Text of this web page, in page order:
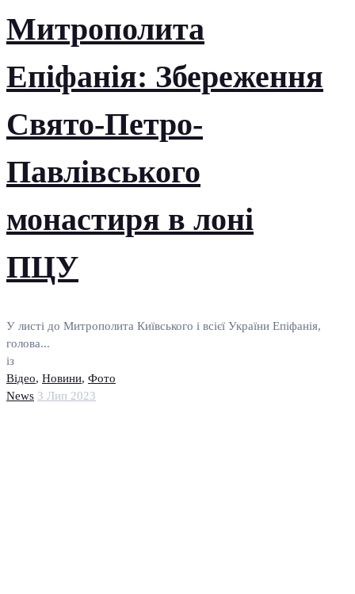
Митрополита
Епіфанія: Збереження
Свято-Петро-
Павлівського
монастиря в лоні
ПЦУ
У листі до Митрополита Київського і всієї України Епіфанія,
голова...
із
Відео, Новини, Фото
News 3 Лип 2023